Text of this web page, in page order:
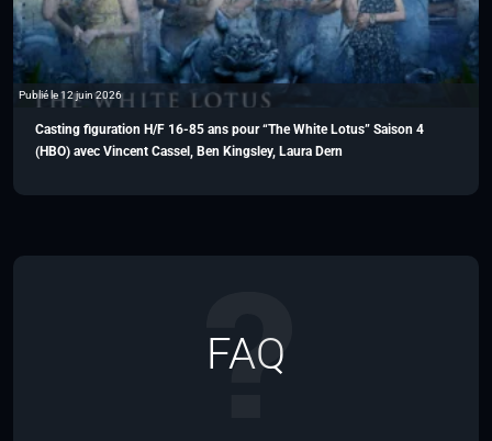
Publié le 12 juin 2026
Casting figuration H/F 16-85 ans pour “The White Lotus” Saison 4
(HBO) avec Vincent Cassel, Ben Kingsley, Laura Dern
FAQ